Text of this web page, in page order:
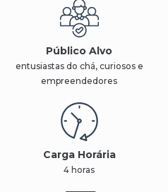
Público Alvo
entusiastas do chá, curiosos e
empreendedores
Carga Horária
4 horas